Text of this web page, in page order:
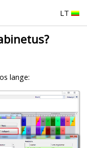
LT
lange: